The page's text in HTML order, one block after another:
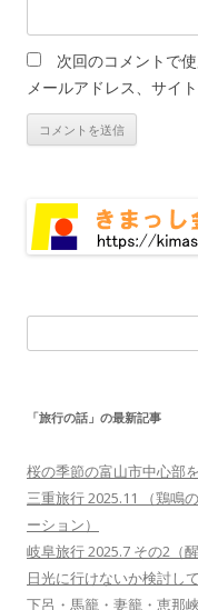
次回のコメントで
メールアドレス、サイト
索:
「旅行の話」の最新記事
桜の季節の富山市中心部
三重旅行 2025.11 （鶏鳴
ーション）
岐阜旅行 2025.7 その2（
日光に行けないか検討し
下呂・馬籠・妻籠・恵那